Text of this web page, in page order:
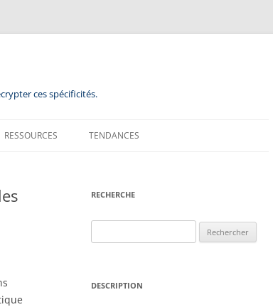
ces spécificités.
RESSOURCES TENDANCES
RECHERCHE
DESCRIPTION